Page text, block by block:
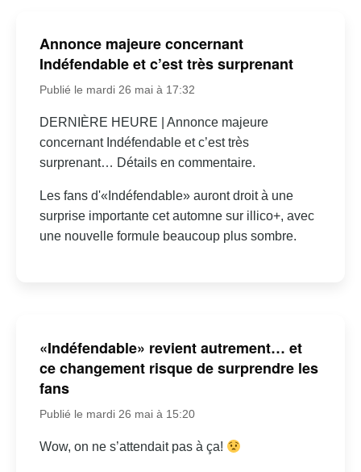
Annonce majeure concernant
Indéfendable et c’est très surprenant
Publié le mardi 26 mai à 17:32
DERNIÈRE HEURE | Annonce majeure
concernant Indéfendable et c’est très
surprenant… Détails en commentaire.
Les fans d'«Indéfendable» auront droit à une
surprise importante cet automne sur illico+, avec
une nouvelle formule beaucoup plus sombre.
«Indéfendable» revient autrement… et
ce changement risque de surprendre les
fans
Publié le mardi 26 mai à 15:20
Wow, on ne s’attendait pas à ça!